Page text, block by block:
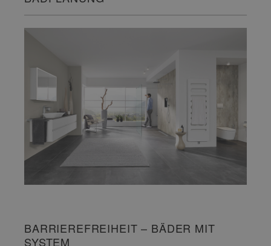
BARRIEREFREIHEIT – BÄDER MIT
SYSTEM